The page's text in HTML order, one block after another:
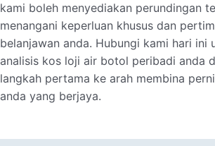
kami boleh menyediakan perundingan
menangani keperluan khusus dan
belanjawan anda. Hubungi kami hari ini
analisis kos loji air botol peribadi anda
langkah pertama ke arah membina
anda yang berjaya.